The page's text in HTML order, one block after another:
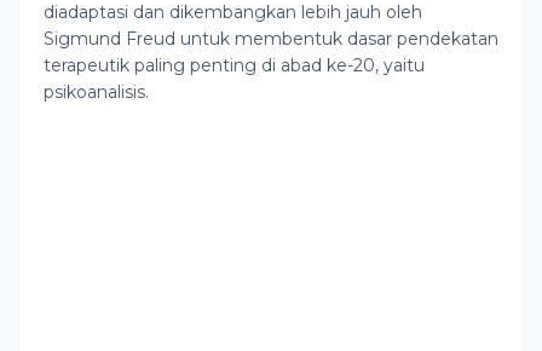
diadaptasi dan dikembangkan lebih jauh oleh
Sigmund Freud untuk membentuk dasar pendekatan
terapeutik paling penting di abad ke-20, yaitu
psikoanalisis.